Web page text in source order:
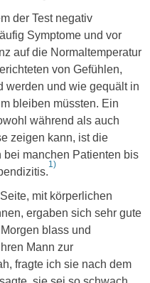
der Test negativ
Symptome und vor
auf die Normaltemperatur
von Gefühlen,
werden und wie gequält in
bleiben müssten. Ein
während als auch
zeigen kann, ist die
manchen Patienten bis
1)
mit körperlichen
ergaben sich sehr gute
blass und
Mann zur
fragte ich sie nach dem